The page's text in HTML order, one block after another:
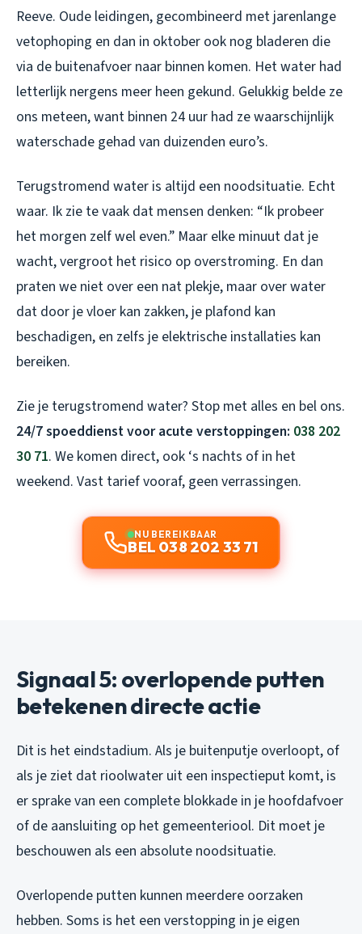
Reeve. Oude leidingen, gecombineerd met jarenlange
vetophoping en dan in oktober ook nog bladeren die
via de buitenafvoer naar binnen komen. Het water had
letterlijk nergens meer heen gekund. Gelukkig belde ze
ons meteen, want binnen 24 uur had ze waarschijnlijk
waterschade gehad van duizenden euro’s.
Terugstromend water is altijd een noodsituatie. Echt
waar. Ik zie te vaak dat mensen denken: “Ik probeer
het morgen zelf wel even.” Maar elke minuut dat je
wacht, vergroot het risico op overstroming. En dan
praten we niet over een nat plekje, maar over water
dat door je vloer kan zakken, je plafond kan
beschadigen, en zelfs je elektrische installaties kan
bereiken.
Zie je terugstromend water? Stop met alles en bel ons.
24/7 spoeddienst voor acute verstoppingen: 038 202
30 71. We komen direct, ook ‘s nachts of in het
weekend. Vast tarief vooraf, geen verrassingen.
NU BEREIKBAAR
BEL 038 202 33 71
Signaal 5: overlopende putten
betekenen directe actie
Dit is het eindstadium. Als je buitenputje overloopt, of
als je ziet dat rioolwater uit een inspectieput komt, is
er sprake van een complete blokkade in je hoofdafvoer
of de aansluiting op het gemeenteriool. Dit moet je
beschouwen als een absolute noodsituatie.
Overlopende putten kunnen meerdere oorzaken
hebben. Soms is het een verstopping in je eigen